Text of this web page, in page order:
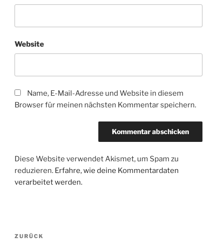
Website
Name, E-Mail-Adresse und Website in diesem
Browser für meinen nächsten Kommentar speichern.
Diese Website verwendet Akismet, um Spam zu
reduzieren. Erfahre, wie deine Kommentardaten
verarbeitet werden.
Beitragsnavigation
Vorheriger
ZURÜCK